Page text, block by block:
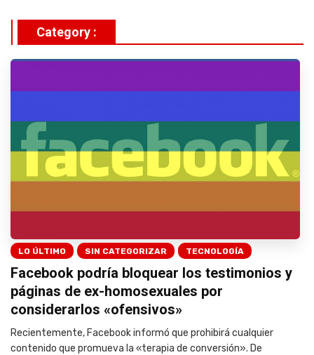
Category :
LO ÚLTIMO SIN CATEGORIZAR TECNOLOGÍA
Facebook podría bloquear los testimonios y
páginas de ex-homosexuales por
considerarlos «ofensivos»
Recientemente, Facebook informó que prohibirá cualquier
contenido que promueva la «terapia de conversión». De